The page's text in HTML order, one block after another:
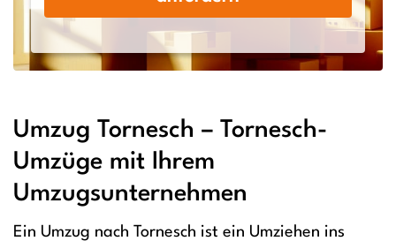
Umzug Tornesch – Tornesch-
Umzüge mit Ihrem
Umzugsunternehmen
Ein Umzug nach Tornesch ist ein Umziehen ins